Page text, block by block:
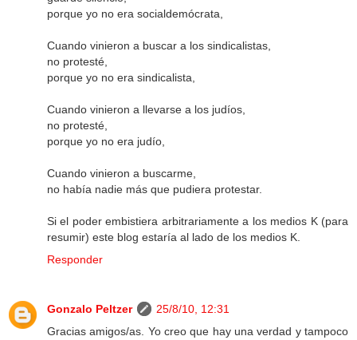
porque yo no era socialdemócrata,
Cuando vinieron a buscar a los sindicalistas,
no protesté,
porque yo no era sindicalista,
Cuando vinieron a llevarse a los judíos,
no protesté,
porque yo no era judío,
Cuando vinieron a buscarme,
no había nadie más que pudiera protestar.
Si el poder embistiera arbitrariamente a los medios K (para
resumir) este blog estaría al lado de los medios K.
Responder
Gonzalo Peltzer
25/8/10, 12:31
Gracias amigos/as. Yo creo que hay una verdad y tampoco